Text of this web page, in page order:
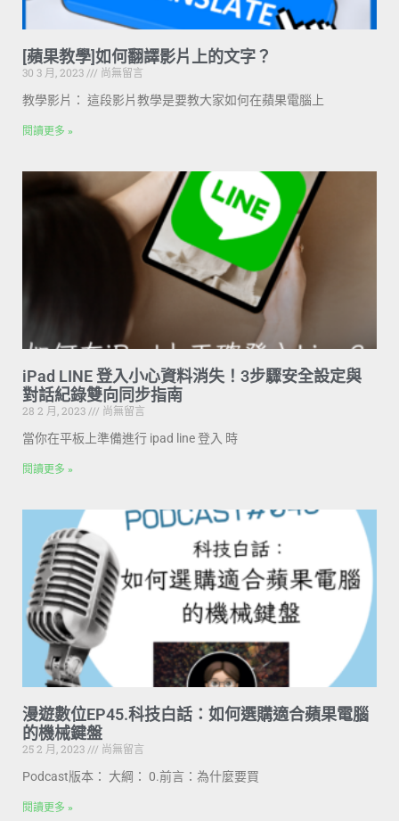
[蘋果教學]如何翻譯影片上的文字？
30 3 月, 2023
尚無留言
教學影片： 這段影片教學是要教大家如何在蘋果電腦上
閱讀更多 »
iPad LINE 登入小心資料消失！3步驟安全設定與
對話紀錄雙向同步指南
28 2 月, 2023
尚無留言
當你在平板上準備進行 ipad line 登入 時
閱讀更多 »
漫遊數位EP45.科技白話：如何選購適合蘋果電腦
的機械鍵盤
25 2 月, 2023
尚無留言
Podcast版本： 大綱： 0.前言：為什麼要買
閱讀更多 »